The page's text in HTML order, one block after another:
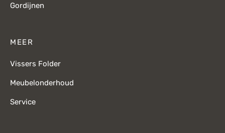
Gordijnen
MEER
Vissers Folder
Meubelonderhoud
Service